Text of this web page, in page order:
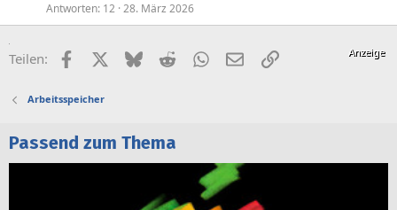
Antworten 12 28. März 2026
Teilen: FacebookX (Twitter)
BlueskyRedditWhatsApp
E-MailLink
Arbeitsspeicher
Passend zum Thema